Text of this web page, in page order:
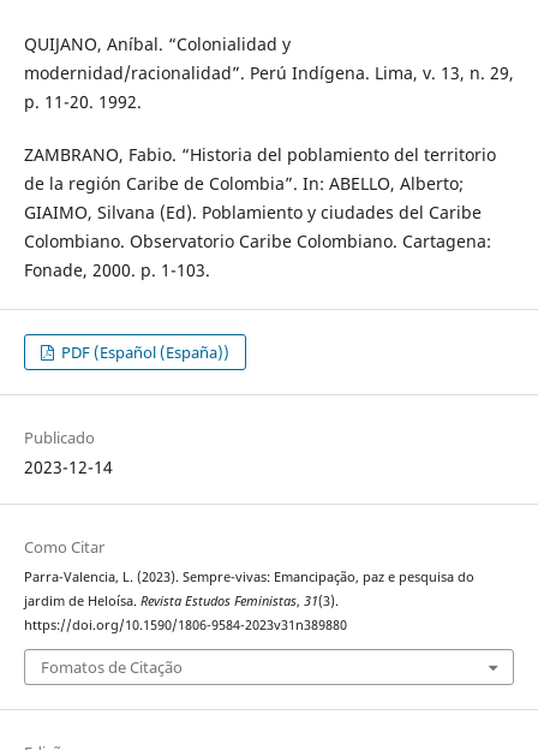
QUIJANO, Aníbal. “Colonialidad y
modernidad/racionalidad”. Perú Indígena. Lima, v. 13, n. 29,
p. 11-20. 1992.
ZAMBRANO, Fabio. “Historia del poblamiento del territorio
de la región Caribe de Colombia”. In: ABELLO, Alberto;
GIAIMO, Silvana (Ed). Poblamiento y ciudades del Caribe
Colombiano. Observatorio Caribe Colombiano. Cartagena:
Fonade, 2000. p. 1-103.
PDF (Español (España))
Publicado
2023-12-14
Como Citar
Parra-Valencia, L. (2023). Sempre-vivas: Emancipação, paz e pesquisa do
jardim de Heloísa. Revista Estudos Feministas, 31(3).
https://doi.org/10.1590/1806-9584-2023v31n389880
Fomatos de Citação